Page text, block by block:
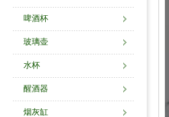
啤酒杯
玻璃壶
水杯
醒酒器
烟灰缸